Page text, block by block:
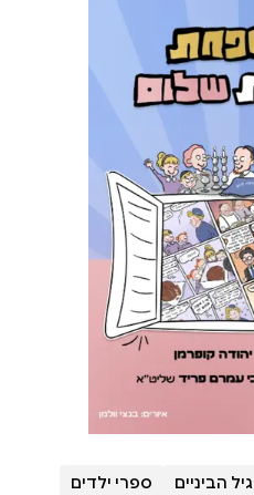
גיל הביניים
ספרי ילדים